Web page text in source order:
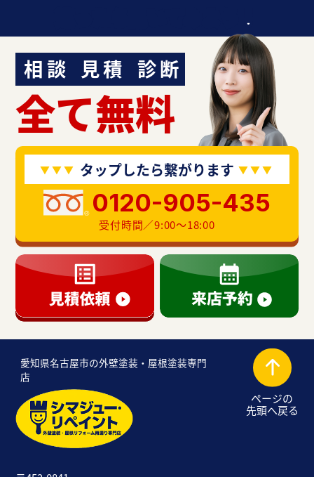
迷ったら聞いてみよう！
相談 見積 診断
全て無料
タップしたら繋がります
0120-905-435
受付時間／9:00〜18:00
ページの
先頭へ戻る
愛知県名古屋市の外壁塗装・屋根塗装専門
店